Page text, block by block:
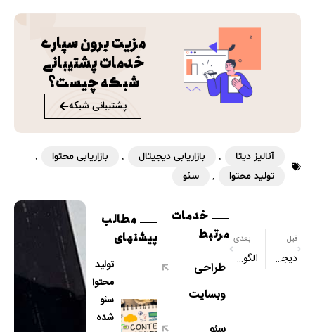
مزیت برون سپاری
خدمات پشتیبانی
شبکه چیست؟
پشتیبانی شبکه
آنالیز دیتا , بازاریابی دیجیتال , بازاریابی محتوا
,
تولید محتوا
, سئو
قبل
دیجیتال مارکتینگ؛ سودآورترین روش بازاریابی
بعدی
الگوریتم رنک برین و همه چیز در مورد آن
خدمات
مرتبط
طراحی
وبسایت
مطالب
پیشنهای
تولید
محتوا
سئو
شده